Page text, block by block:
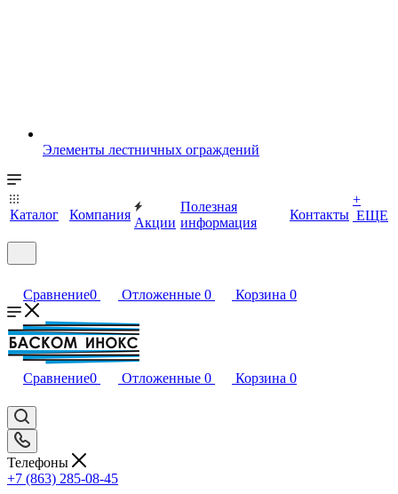
Элементы лестничных ограждений
Каталог Компания
Акции
Полезная
информация
Контакты
+
ЕЩЕ
Сравнение0 Отложенные 0 Корзина 0
Сравнение0 Отложенные 0 Корзина 0
Телефоны
+7 (863) 285-08-45